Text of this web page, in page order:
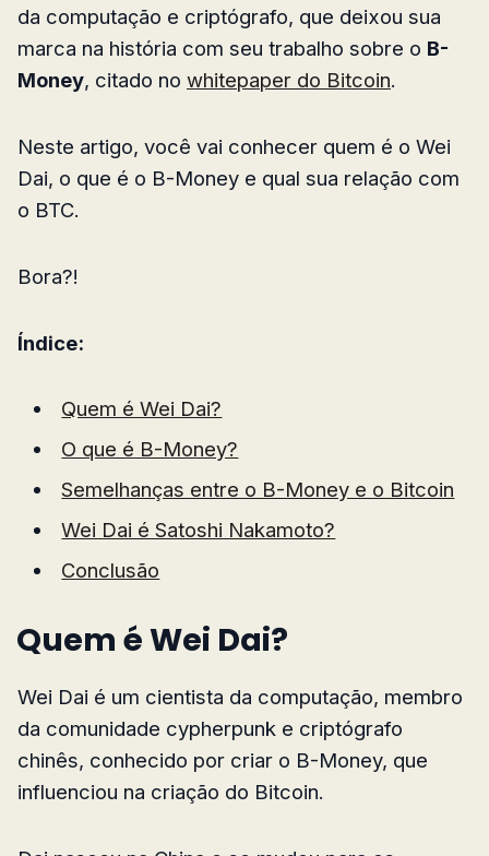
da computação e criptógrafo, que deixou sua
marca na história com seu trabalho sobre o B-
Money, citado no whitepaper do Bitcoin.
Neste artigo, você vai conhecer quem é o Wei
Dai, o que é o B-Money e qual sua relação com
o BTC.
Bora?!
Índice:
Quem é Wei Dai?
O que é B-Money?
Semelhanças entre o B-Money e o Bitcoin
Wei Dai é Satoshi Nakamoto?
Conclusão
Quem é Wei Dai?
Wei Dai é um cientista da computação, membro
da comunidade cypherpunk e criptógrafo
chinês, conhecido por criar o B-Money, que
influenciou na criação do Bitcoin.